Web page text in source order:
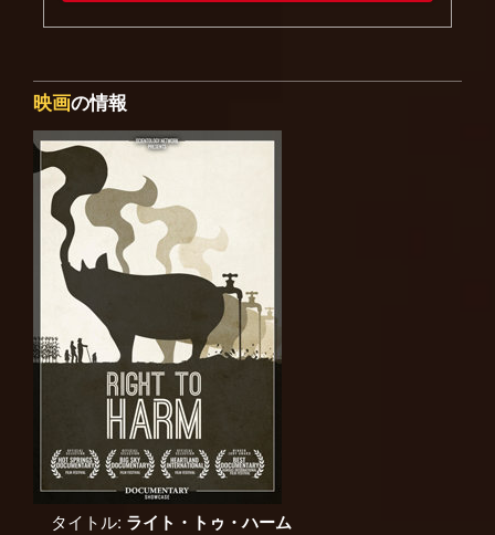
映画の情報
タイトル: ライト・トゥ・ハーム